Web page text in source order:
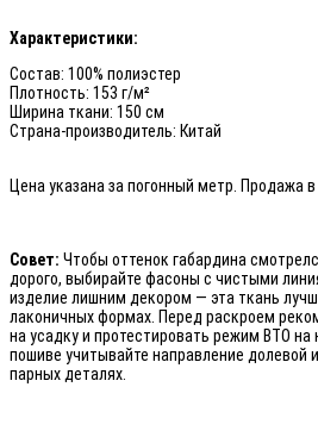
Характеристики:
Состав: 100% полиэстер
Плотность: 153 г/м²
Ширина ткани: 150 см
Страна-производитель: Китай
Цена указана за погонный метр. Продажа
Совет: Чтобы оттенок габардина
дорого, выбирайте фасоны с чистыми
изделие лишним декором — эта ткань
лаконичных формах. Перед раскроем
на усадку и протестировать режим ВТО на
пошиве учитывайте направление долевой
парных деталях.